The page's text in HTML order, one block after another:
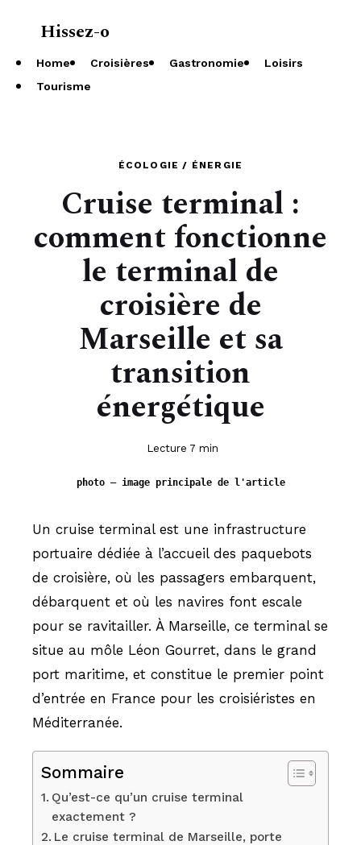
Hissez-o
Home Croisières Gastronomie
Loisirs
Tourisme
ÉCOLOGIE / ÉNERGIE
Cruise terminal :
comment fonctionne
le terminal de
croisière de
Marseille et sa
transition
énergétique
Lecture 7 min
photo — image principale de l'article
Un cruise terminal est une infrastructure
portuaire dédiée à l’accueil des paquebots
de croisière, où les passagers embarquent,
débarquent et où les navires font escale
pour se ravitailler. À Marseille, ce terminal se
situe au môle Léon Gourret, dans le grand
port maritime, et constitue le premier point
d’entrée en France pour les croisiéristes en
Méditerranée.
Sommaire
Qu’est-ce qu’un cruise terminal
exactement ?
Le cruise terminal de Marseille, porte